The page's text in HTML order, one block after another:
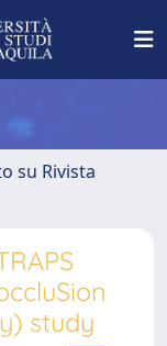
su Rivista
study